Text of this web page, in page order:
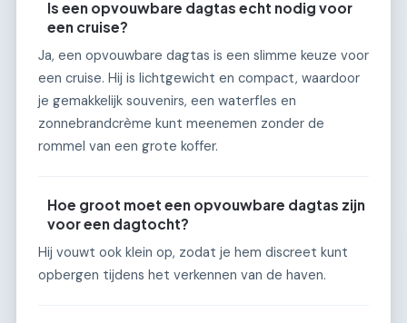
Is een opvouwbare dagtas echt nodig voor
een cruise?
Ja, een opvouwbare dagtas is een slimme keuze voor
een cruise. Hij is lichtgewicht en compact, waardoor
je gemakkelijk souvenirs, een waterfles en
zonnebrandcrème kunt meenemen zonder de
rommel van een grote koffer.
Hoe groot moet een opvouwbare dagtas zijn
voor een dagtocht?
Hij vouwt ook klein op, zodat je hem discreet kunt
opbergen tijdens het verkennen van de haven.